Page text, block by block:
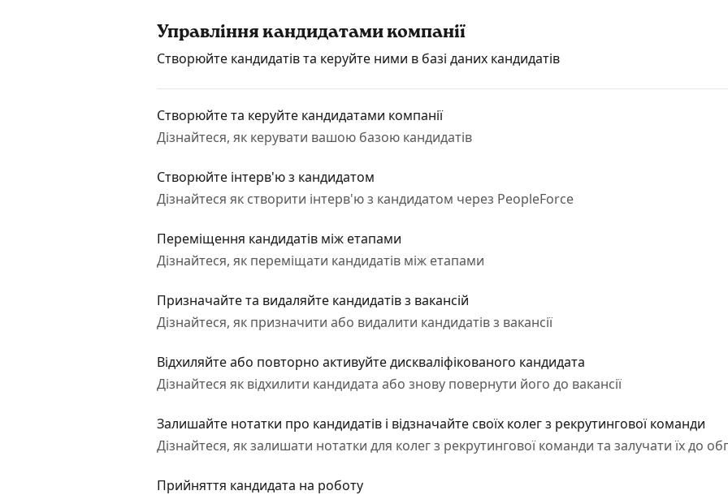
Управління кандидатами компанії
Створюйте кандидатів та керуйте ними в базі даних кандидатів
Створюйте та керуйте кандидатами компанії
Дізнайтеся, як керувати вашою базою кандидатів
Cтворюйте інтерв'ю з кандидатом
Дізнайтеся як створити інтерв'ю з кандидатом через PeopleForce
Переміщення кандидатів між етапами
Дізнайтеся, як переміщати кандидатів між етапами
Призначайте та видаляйте кандидатів з вакансій
Дізнайтеся, як призначити або видалити кандидатів з вакансії
Відхиляйте або повторно активуйте дискваліфікованого кандидата
Дізнайтеся як відхилити кандидата або знову повернути його до вакансії
Залишайте нотатки про кандидатів і відзначайте своїх колег з рекрутингової команди
Дізнайтеся, як залишати нотатки для колег з рекрутингової команди та залучати їх до
Прийняття кандидата на роботу